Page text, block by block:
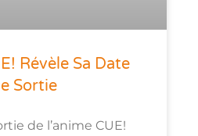
Révèle Sa Date
Sortie
de l’anime CUE!